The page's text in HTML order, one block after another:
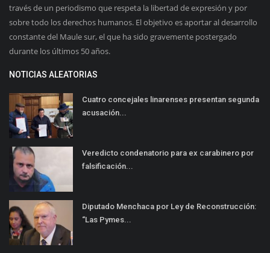
través de un periodismo que respeta la libertad de expresión y por
sobre todo los derechos humanos. El objetivo es aportar al desarrollo
constante del Maule sur, el que ha sido gravemente postergado
durante los últimos 50 años.
NOTICIAS ALEATORIAS
Cuatro concejales linarenses presentan segunda
acusación...
Veredicto condenatorio para ex carabinero por
falsificación...
Diputado Menchaca por Ley de Reconstrucción:
“Las Pymes...